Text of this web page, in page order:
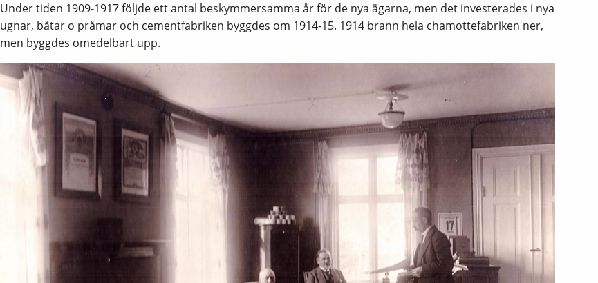
Under tiden 1909-1917 följde ett antal beskymmersamma år för de nya ägarna, men det investerades i nya
ugnar, båtar o pråmar och cementfabriken byggdes om 1914-15. 1914 brann hela chamottefabriken ner,
men byggdes omedelbart upp.